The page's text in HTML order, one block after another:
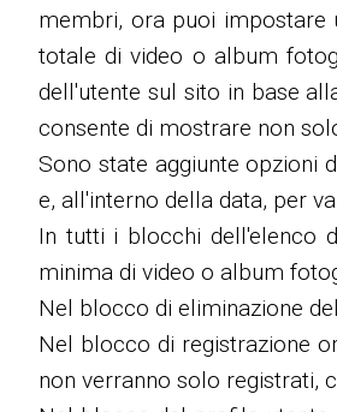
membri, ora puoi impostare
totale di video o album
dell'utente sul sito in base
consente di mostrare non
Sono state aggiunte opzioni
e, all'interno della data, per
In tutti i blocchi dell'elenco
minima di video o album
Nel blocco di eliminazione
Nel blocco di registrazione
non verranno solo registrati,